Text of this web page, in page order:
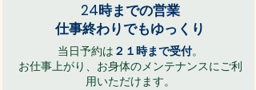
​24時までの営業
​仕事終わりでもゆっくり
当日予約は ２１時まで受付。
​お仕事上がり、お身体のメンテナンスにご利
用いただけます。